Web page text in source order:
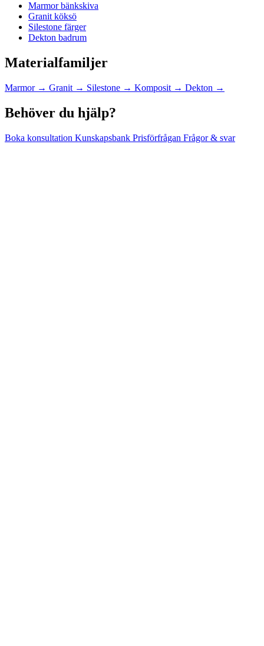
Marmor bänkskiva
Granit köksö
Silestone färger
Dekton badrum
Materialfamiljer
Marmor → Granit → Silestone → Komposit → Dekton →
Behöver du hjälp?
Boka konsultation Kunskapsbank Prisförfrågan Frågor & svar